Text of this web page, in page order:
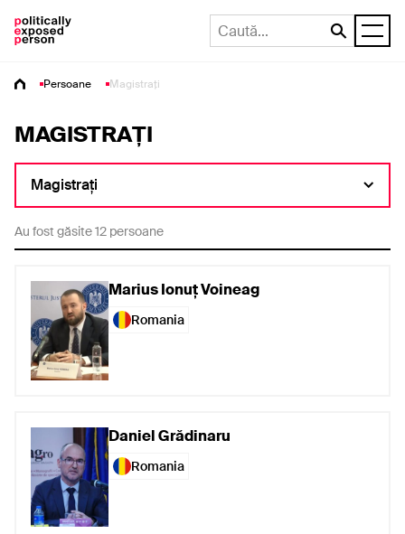
Persoane Magistrați
MAGISTRAȚI
Magistrați
Au fost găsite 12 persoane
Marius Ionuț Voineag
Romania
Daniel Grădinaru
Romania